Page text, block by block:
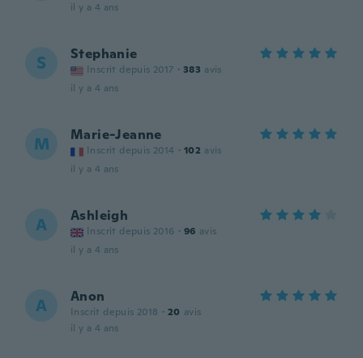
il y a 4 ans
S Stephanie
Inscrit depuis 2017 · 383 avis
il y a 4 ans
M Marie-Jeanne
Inscrit depuis 2014 · 102 avis
il y a 4 ans
A Ashleigh
Inscrit depuis 2016 · 96 avis
il y a 4 ans
A Anon
Inscrit depuis 2018 · 20 avis
il y a 4 ans